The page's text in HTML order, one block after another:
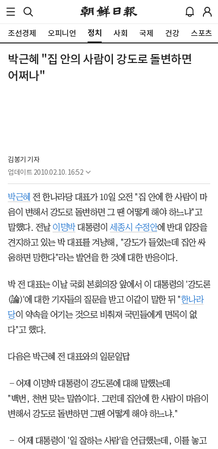
조선경제 오피니언 정치 사회 국제 건강 스포츠
박근혜 "집 안의 사람이 강도로 돌변하면
어쩌나"
김봉기 기자
업데이트 2010.02.10. 16:52
박근혜 전 한나라당 대표가 10일 오전 "집 안에 한 사람이 마
음이 변해서 강도로 돌변하면 그 땐 어떻게 해야 하느냐"고
말했다. 전날 이명박대통령이 세종시 수정안에 반대 입장을
견지하고 있는 박 대표를 겨냥해, "강도가 들었는데 집안 싸
움하면 망한다"라는 발언을 한 것에 대한 반응이다.
박 전 대표는 이날 국회 본회의장 앞에서 이 대통령의 '강도론
(論)'에 대한 기자들의 질문을 받고 이같이 말한 뒤 "한나라
당이 약속을 어기는 것으로 비춰져 국민들에게 면목이 없
다"고 했다.
다음은 박근혜 전 대표와의 일문일답
―어제 이명박 대통령이 강도론에 대해 말했는데
"백번, 천번 맞는 말씀이다. 그런데 집안에 한 사람이 마음이
변해서 강도로 돌변하면 그땐 어떻게 해야 하느냐."
― 어제 대통령이 '일 잘하는 사람'을 언급했는데, 이를 놓고